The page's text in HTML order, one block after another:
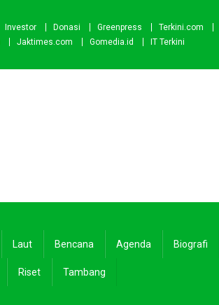
Investor Donasi Greenpress Terkini.com
Jaktimes.com Gomedia.id IT Terkini
Laut Bencana Agenda Biografi
Riset Tambang